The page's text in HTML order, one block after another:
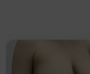
Прочие операции